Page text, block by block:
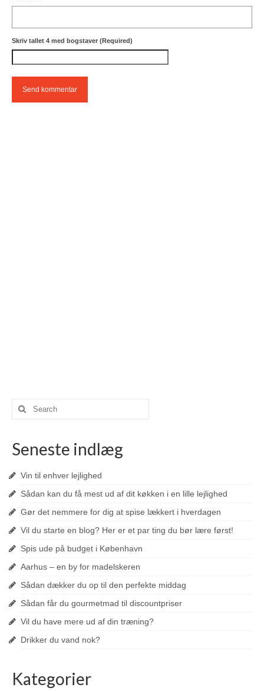
Skriv tallet 4 med bogstaver (Required)
Search
for:
Seneste indlæg
Vin til enhver lejlighed
Sådan kan du få mest ud af dit køkken i en lille lejlighed
Gør det nemmere for dig at spise lækkert i hverdagen
Vil du starte en blog? Her er et par ting du bør lære først!
Spis ude på budget i København
Aarhus – en by for madelskeren
Sådan dækker du op til den perfekte middag
Sådan får du gourmetmad til discountpriser
Vil du have mere ud af din træning?
Drikker du vand nok?
Kategorier